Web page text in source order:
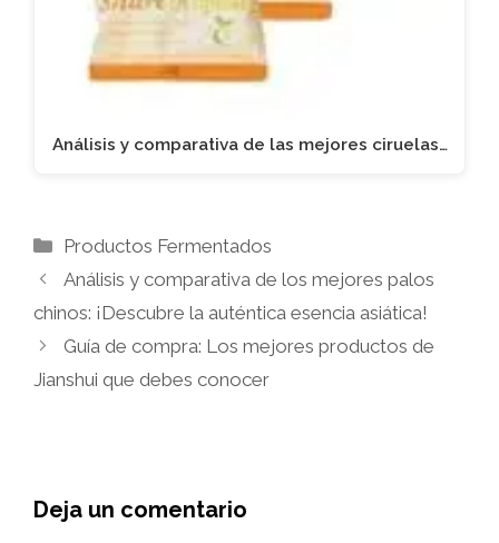
Análisis y comparativa de las mejores ciruelas…
Categorías
Productos Fermentados
Análisis y comparativa de los mejores palos
chinos: ¡Descubre la auténtica esencia asiática!
Guía de compra: Los mejores productos de
Jianshui que debes conocer
Deja un comentario